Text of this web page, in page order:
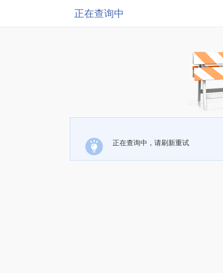
正在查询中
正在查询中，请刷新重试